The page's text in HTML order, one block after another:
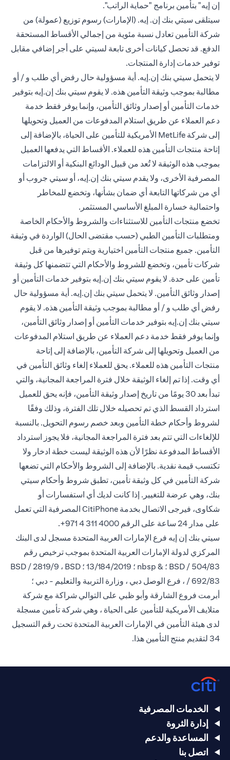
إن إيه" بتأمين برنامج "حماية الراتب".
سيتلقى سيتي بنك إن. إيه. (الإمارات) رسوم توزيع (عمولة) من
شركة التأمين تعادل نسبة مئوية من إجمالي الأقساط المستحقة
الدفع. قد تحصل كيانات أخرى تابعة لسيتي على أجر إضافي مقابل
توفير خدمات إدارة المنتجات.
لا يتحمل سيتي بنك إن.إيه. أية مسؤولية حال رفض أي طلب و / أو
مطالبة بموجب وثيقة التأمين هذه. لا يقوم سيتي بنك إن.إيه بتوفير
خدمات التأمين أو إصدار وثائق التأمين، وإنما يوفر فقط خدمة
دعم العملاء عن طريق استلام المدفوعات من العميل وتحويلها
إلى شركة MetLife الأمريكية للتأمين على الحياة، بالإضافة إلى
إتاحة منتجات التأمين هذه للعملاء. الأقساط التي يدفعها العميل
بموجب هذه الوثيقة لا تُعد من قبيل الودائع البنكية أو الالتزامات
المصرفية الأخرى، ولا يقدم سيتي بنك إن.إيه، أو سيتي جروب أو
أي من شركاتها التابعة أي ضمان بشأنها، وتخضع للمخاطر
واحتمالية خسارة المبلغ الأساسي المستثمر.
تخضع منتجات التأمين للاستثناءات والشروط والأحكام الخاصة
ومتطلبات التأمين الطبي (حسب مقتضى الحال) الواردة في وثيقة
التأمين. جميع منتجات التأمين اختيارية ويتم توفيرها من قبل
شركات تأمين، وتخضع للشروط والأحكام التي تتضمنها كل وثيقة
تأمين على حدة. لا يقوم سيتي بنك إن.إيه بتوفير خدمات التأمين أو
إصدار وثائق التأمين. لا يتحمل سيتي بنك إن.إيه. أية مسؤولية حال
رفض أي طلب و / أو مطالبة بموجب وثيقة التأمين هذه. لا يقوم
سيتي بنك إن.إيه بتوفير خدمات التأمين أو إصدار وثائق التأمين،
وإنما يوفر فقط خدمة دعم العملاء عن طريق استلام المدفوعات
من العميل وتحويلها إلى شركة التأمين، بالإضافة إلى إتاحة
منتجات التأمين هذه للعملاء. يحق للعملاء إلغاء وثائق التأمين في
أي وقت. إذا تم إلغاء الوثيقة خلال فترة المراجعة المجانية، والتي
تبدأ بعد 30 يومًا من تاريخ إصدار وثيقة التأمين، فإنه يحق للعميل
استرداد القسط الذي تم تحصيله خلال تلك الفترة، وذلك وفقًا
لشروط وأحكام خطة التأمين وبعد خصم رسوم التحويل. بالنسبة
للإلغاءات التي تتم بعد فترة المراجعة المجانية، فلا يجوز استرداد
الأقساط المدفوعة نظرًا لأن هذه الوثيقة ليست خطة ادخار ولا
تكتسب قيمة نقدية. بالإضافة إلى الشروط والأحكام التي تضعها
شركة التأمين في كل وثيقة تأمين، تطبق شروط وأحكام سيتي
بنك، وهي عرضة للتغيير. إذا كانت لديك أي استفسارات أو
شكاوى، فيرجى الاتصال بخدمة CitiPhone
المصرفية التي تعمل
على مدار 24 ساعة على
الرقم 4000 311 4 971+.
سيتي بنك إن إيه فرع الإمارات العربية المتحدة مسجل لدى البنك
المركزي لدولة الإمارات العربية المتحدة بموجب ترخيص رقم
BSD / 504/83 ؛ & nbsp ؛ 13/184/2019 ؛ BSD / 2819/9 ، BSD
/ 692/83 ، فرع الوصل دبي ، وزارة التربية والتعليم - دبي ؛
أبرمت فروع الشارقة وأبو ظبي على التوالي شراكة مع شركة
متلايف الأمريكية للتأمين على الحياة ، وهي شركة تأمين مسجلة
لدى هيئة التأمين في الإمارات العربية المتحدة تحت رقم التسجيل
34 لتقديم منتج التأمين هذا.
الخدمات المصرفية
إدارة الثروة
المساعدة والدعم
اتصل بنا